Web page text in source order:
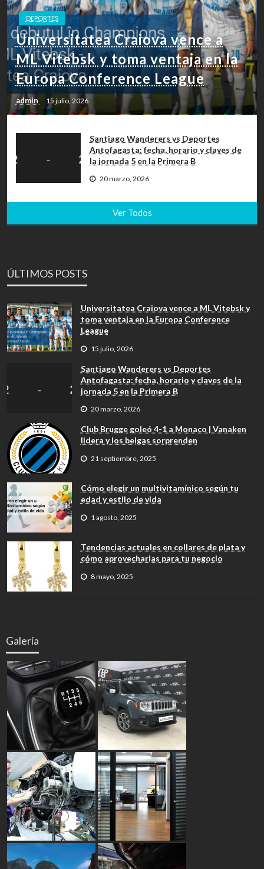
DEPORTES
Universitatea Craiova vence a
ML Vitebsk y toma ventaja en la
Europa Conference League
admin 15 julio, 2026
Santiago Wanderers vs Deportes
Antofagasta: fecha, horario y claves de
la jornada 5 en la Primera B
20 marzo, 2026
Ver Todos
ÚLTIMOS POSTS
Universitatea Craiova vence a ML Vitebsk y
toma ventaja en la Europa Conference
League
15 julio, 2026
Santiago Wanderers vs Deportes
Antofagasta: fecha, horario y claves de la
jornada 5 en la Primera B
20 marzo, 2026
Club Brugge goleó 4-1 a Monaco | Vanaken
lidera y los belgas sorprenden
21 septiembre, 2025
Cómo elegir un multivitamínico según tu
edad y estilo de vida
1 agosto, 2025
Tendencias actuales en collares de plata y
cómo aprovecharlas para tu negocio
8 mayo, 2025
Galería